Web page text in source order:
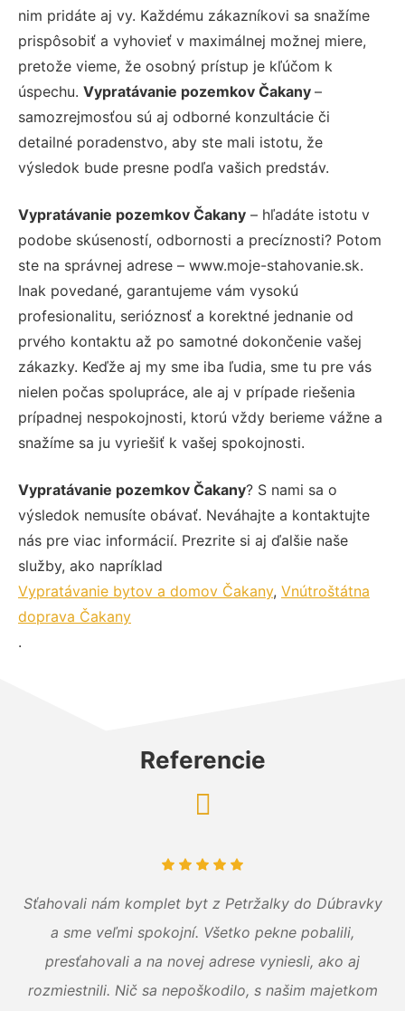
nim pridáte aj vy. Každému zákazníkovi sa snažíme
prispôsobiť a vyhovieť v maximálnej možnej miere,
pretože vieme, že osobný prístup je kľúčom k
úspechu. Vypratávanie pozemkov Čakany –
samozrejmosťou sú aj odborné konzultácie či
detailné poradenstvo, aby ste mali istotu, že
výsledok bude presne podľa vašich predstáv.
Vypratávanie pozemkov Čakany – hľadáte istotu v
podobe skúseností, odbornosti a precíznosti? Potom
ste na správnej adrese – www.moje-stahovanie.sk.
Inak povedané, garantujeme vám vysokú
profesionalitu, serióznosť a korektné jednanie od
prvého kontaktu až po samotné dokončenie vašej
zákazky. Keďže aj my sme iba ľudia, sme tu pre vás
nielen počas spolupráce, ale aj v prípade riešenia
prípadnej nespokojnosti, ktorú vždy berieme vážne a
snažíme sa ju vyriešiť k vašej spokojnosti.
Vypratávanie pozemkov Čakany? S nami sa o
výsledok nemusíte obávať. Neváhajte a kontaktujte
nás pre viac informácií. Prezrite si aj ďalšie naše
služby, ako napríklad
Vypratávanie bytov a domov Čakany, Vnútroštátna
doprava Čakany
.
Referencie
Sťahovali nám komplet byt z Petržalky do Dúbravky
a sme veľmi spokojní. Všetko pekne pobalili,
presťahovali a na novej adrese vyniesli, ako aj
rozmiestnili. Nič sa nepoškodilo, s našim majetkom